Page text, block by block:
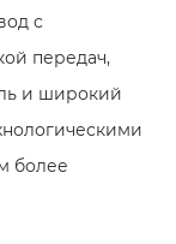
с
передач,
и широкий
более